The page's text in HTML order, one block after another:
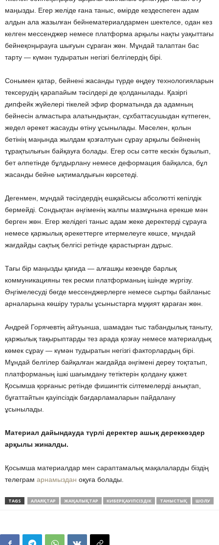
маңызды. Егер желіде ғана таныс, өмірде кездеспеген адам
алдын ала жазылған бейнематериалдармен шектелсе, одан кез
келген мессенджер немесе платформа арқылы нақты уақыттағы
бейнеқоңырауға шығуын сұраған жөн. Мұндай талаптан бас
тарту — күмән тудыратын негізгі белгілердің бірі.
Сонымен қатар, бейнені жасанды түрде өңдеу технологияларын
тексерудің қарапайым тәсілдері де қолданылады. Қазіргі
дипфейк жүйелері тікелей эфир форматында да адамның
бейнесін алмастыра алатындықтан, сұхбаттасушыдан күтпеген,
жедел әрекет жасауды өтіну ұсынылады. Мәселен, қолын
бетінің маңында жылдам қозғалтуын сұрау арқылы бейненің
тұрақтылығын байқауға болады. Егер осы сәтте кескін бұзылып,
бет әлпетінде бұлдырлану немесе деформация байқалса, бұл
жасанды бейне ықтималдығын көрсетеді.
Дегенмен, мұндай тәсілдердің ешқайсысы абсолютті кепілдік
бермейді. Сондықтан әңгіменің жалпы мазмұнына ерекше мән
берген жөн. Егер желідегі таныс адам жеке деректерді сұрауға
немесе қаржылық әрекеттерге итермелеуге көшсе, мұндай
жағдайды сақтық белгісі ретінде қарастырған дұрыс.
Тағы бір маңызды қағида — алғашқы кезеңде барлық
коммуникацияны тек ресми платформаның ішінде жүргізу.
Әңгімелесуді бөгде мессенджерлерге немесе сыртқы байланыс
арналарына көшіру туралы ұсыныстарға мұқият қараған жөн.
Андрей Горячевтің айтуынша, шамадан тыс табандылық таныту,
қаржылық тақырыптарды тез арада қозғау немесе материалдық
көмек сұрау — күмән тудыратын негізгі факторлардың бірі.
Мұндай белгілер байқалған жағдайда әңгімені дереу тоқтатып,
платформаның ішкі шағымдану тетіктерін қолдану қажет.
Қосымша қорғаныс ретінде фишингтік сілтемелерді анықтап,
бұғаттайтын қауіпсіздік бағдарламаларын пайдалану
ұсынылады.
Материал дайындауда түрлі деректер ашық дереккөздер
арқылы жиналды.
Қосымша материалдар мен сараптамалық мақалаларды біздің
телеграм арнамыздан оқуға болады.
TAGS АЛАЯҚТАР ЖАҢАЛЫҚТАР КИБЕРҚАУІПСІЗДІК ТАНЫСТЫҚ ШОЛУ